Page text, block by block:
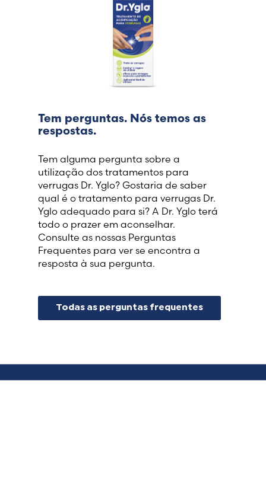
Tem perguntas. Nós temos as
respostas.
Tem alguma pergunta sobre a
utilização dos tratamentos para
verrugas Dr. Yglo? Gostaria de saber
qual é o tratamento para verrugas Dr.
Yglo adequado para si? A Dr. Yglo terá
todo o prazer em aconselhar.
Consulte as nossas Perguntas
Frequentes para ver se encontra a
resposta à sua pergunta.
Todas as perguntas frequentes